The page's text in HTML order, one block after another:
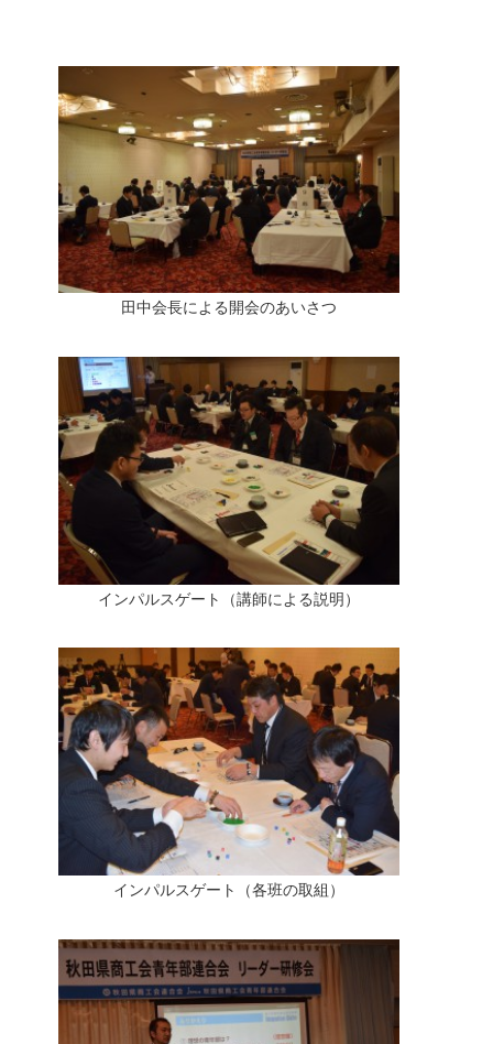
田中会長による開会のあいさつ
インパルスゲート（講師による説明）
インパルスゲート（各班の取組）